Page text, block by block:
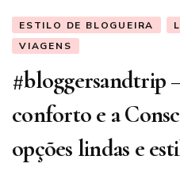
ESTILO DE BLOGUEIRA
VIAGENS
#bloggersandtrip
conforto e a
opções lindas e